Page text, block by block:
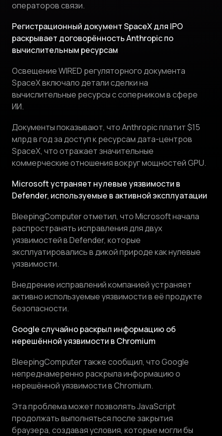
операторов связи.
Регистрационный документ SpaceX для IPO
раскрывает договорённость Anthropic по
вычислительным ресурсам
Освещение WIRED регуляторного документа
SpaceX включало детали сделки на
вычислительные ресурсы с соперником в сфере
ИИ.
Документы показывают, что Anthropic платит $15
млрд в год за доступ к ресурсам дата-центров
SpaceX, что отражает значительные
коммерческие отношения вокруг мощностей GPU.
Microsoft устраняет нулевые уязвимости в
Defender, используемые в активной эксплуатации
BleepingComputer отметил, что Microsoft начала
распространять исправления для двух
уязвимостей в Defender, которые
эксплуатировались в дикой природе как нулевые
уязвимости.
Внедрение исправлений компанией устраняет
активно используемые уязвимости в её продукте
безопасности.
Google случайно раскрыл информацию об
нерешённой уязвимости в Chromium
BleepingComputer также сообщил, что Google
непреднамеренно раскрыла информацию о
нерешённой уязвимости в Chromium.
Эта проблема может позволять JavaScript
продолжать выполняться после закрытия
браузера, создавая условия, которые могли бы